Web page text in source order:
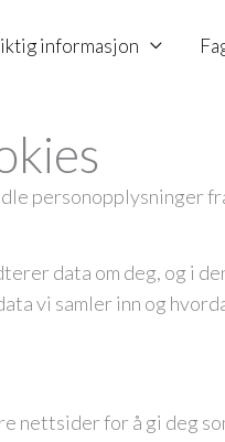
informasjon
personopplysninger
data om deg, og i
vi samler inn og
nettsider for å gi deg